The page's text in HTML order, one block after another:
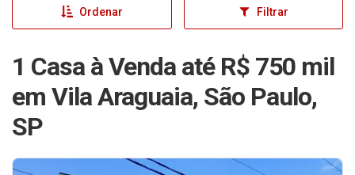
Ordenar Filtrar
1 Casa à Venda até R$ 750 mil
em Vila Araguaia, São Paulo,
SP